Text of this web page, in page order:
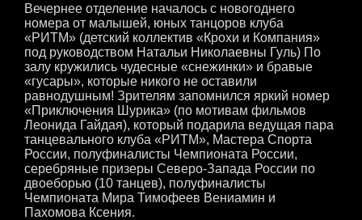
Вечернее отделение началось с новогоднего
номера от малышей, юных танцоров клуба
«РИТМ» (детский коллектив «Крохи и Компания»
под руководством Натальи Николаевны Гуль) По
залу кружились чудесные «снежинки» и бравые
«гусары», которые никого не оставили
равнодушным! Зрителям запомнился яркий номер
«Приключения Шурика» (по мотивам фильмов
Леонида Гайдая), который подарила ведущая пара
танцевального клуба «РИТМ», Мастера Спорта
России, полуфиналисты Чемпионата России,
серебряные призеры Северо-Запада России по
двоеборью (10 танцев), полуфиналисты
Чемпионата Мира Тимофеев Вениамин и
Пахомова Ксения.